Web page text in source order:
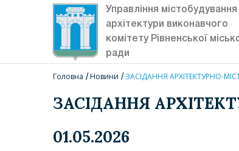
Управління містобудування
архітектури виконавчого
комітету Рівненської
ради
Головна Новини ЗАСІДАННЯ АРХІТЕКТУРНО-
ЗАСІДАННЯ
01.05.2026